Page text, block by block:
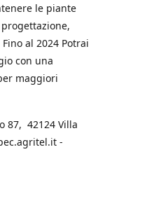
le piante
al 2024 Potrai
con una
maggiori
87, 42124 Villa
-